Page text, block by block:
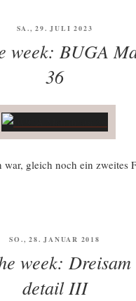
VERÖFFENTLICHT
SA., 29. JULI 2023
week: BUGA
36
war, gleich noch ein zwei­tes
VERÖFFENTLICHT
SO., 28. JANUAR 2018
week:
detail III